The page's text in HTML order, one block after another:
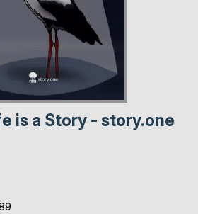
is a Story - story.one